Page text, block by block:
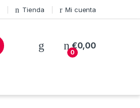
Tienda Mi cuenta
0
€0,00